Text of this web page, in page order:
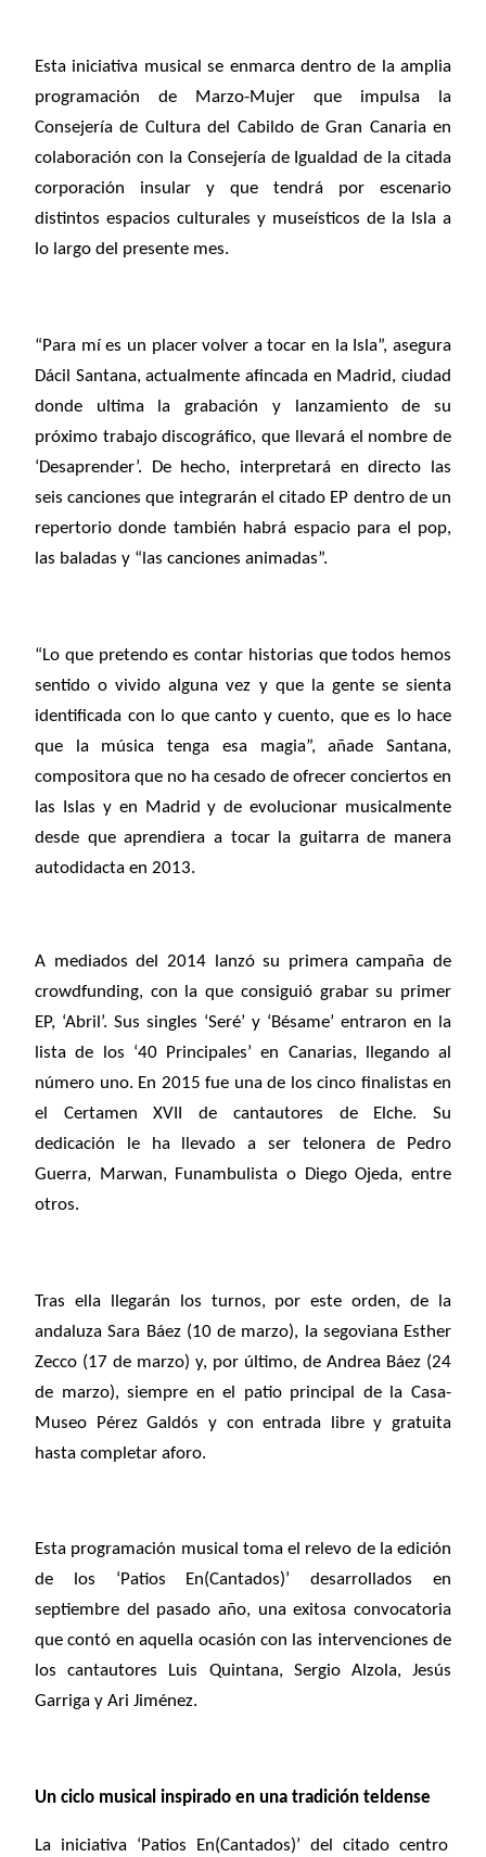
Esta iniciativa musical se enmarca dentro de la amplia
programación de Marzo-Mujer que impulsa la
Consejería de Cultura del Cabildo de Gran Canaria en
colaboración con la Consejería de Igualdad de la citada
corporación insular y que tendrá por escenario
distintos espacios culturales y museísticos de la Isla a
lo largo del presente mes.
“Para mí es un placer volver a tocar en la Isla”, asegura
Dácil Santana, actualmente afincada en Madrid, ciudad
donde ultima la grabación y lanzamiento de su
próximo trabajo discográfico, que llevará el nombre de
‘Desaprender’. De hecho, interpretará en directo las
seis canciones que integrarán el citado EP dentro de un
repertorio donde también habrá espacio para el pop,
las baladas y “las canciones animadas”.
“Lo que pretendo es contar historias que todos hemos
sentido o vivido alguna vez y que la gente se sienta
identificada con lo que canto y cuento, que es lo hace
que la música tenga esa magia”, añade Santana,
compositora que no ha cesado de ofrecer conciertos en
las Islas y en Madrid y de evolucionar musicalmente
desde que aprendiera a tocar la guitarra de manera
autodidacta en 2013.
A mediados del 2014 lanzó su primera campaña de
crowdfunding, con la que consiguió grabar su primer
EP, ‘Abril’. Sus singles ‘Seré’ y ‘Bésame’ entraron en la
lista de los ‘40 Principales’ en Canarias, llegando al
número uno. En 2015 fue una de los cinco finalistas en
el Certamen XVII de cantautores de Elche. Su
dedicación le ha llevado a ser telonera de Pedro
Guerra, Marwan, Funambulista o Diego Ojeda, entre
otros.
Tras ella llegarán los turnos, por este orden, de la
andaluza Sara Báez (10 de marzo), la segoviana Esther
Zecco (17 de marzo) y, por último, de Andrea Báez (24
de marzo), siempre en el patio principal de la Casa-
Museo Pérez Galdós y con entrada libre y gratuita
hasta completar aforo.
Esta programación musical toma el relevo de la edición
de los ‘Patios En(Cantados)’ desarrollados en
septiembre del pasado año, una exitosa convocatoria
que contó en aquella ocasión con las intervenciones de
los cantautores Luis Quintana, Sergio Alzola, Jesús
Garriga y Ari Jiménez.
Un ciclo musical inspirado en una tradición teldense
La iniciativa ‘Patios En(Cantados)’ del citado centro